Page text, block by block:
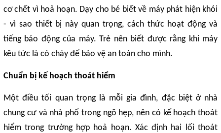
cơ chết vì hoả hoạn. Dạy cho bé biết về máy phát hiện khói
- vì sao thiết bị này quan trọng, cách thức hoạt động và
tiếng báo động của máy. Trẻ nên biết được rằng khi máy
kêu tức là có cháy để bảo vệ an toàn cho mình.
Chuẩn bị kế hoạch thoát hiểm
Một điều tối quan trọng là mỗi gia đình, đặc biệt ở nhà
chung cư và nhà phố trong ngõ hẹp, nên có kế hoạch thoát
hiểm trong trường hợp hoả hoạn. Xác định hai lối thoát